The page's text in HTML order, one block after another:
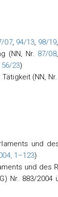
07, 94/13, 98/19,
(NN, Nr. 87/08,
23)
(NN, Nr.
und
1–123)
und
Nr. 883/